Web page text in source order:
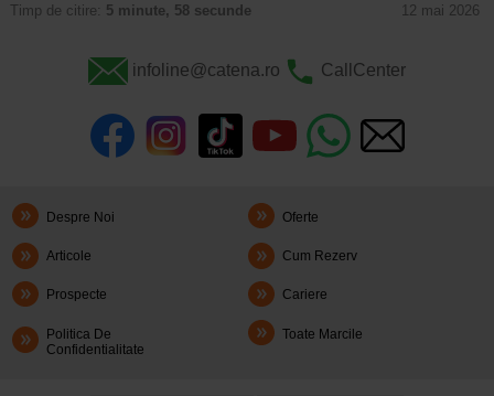
Timp de citire: 5 minute, 58 secunde 12 mai 2026
infoline@catena.ro CallCenter
Despre Noi Oferte
Articole Cum Rezerv
Prospecte Cariere
Politica De
Confidentialitate
Toate Marcile